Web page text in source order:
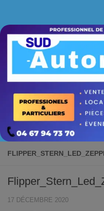
17 DÉCEMBRE 2020